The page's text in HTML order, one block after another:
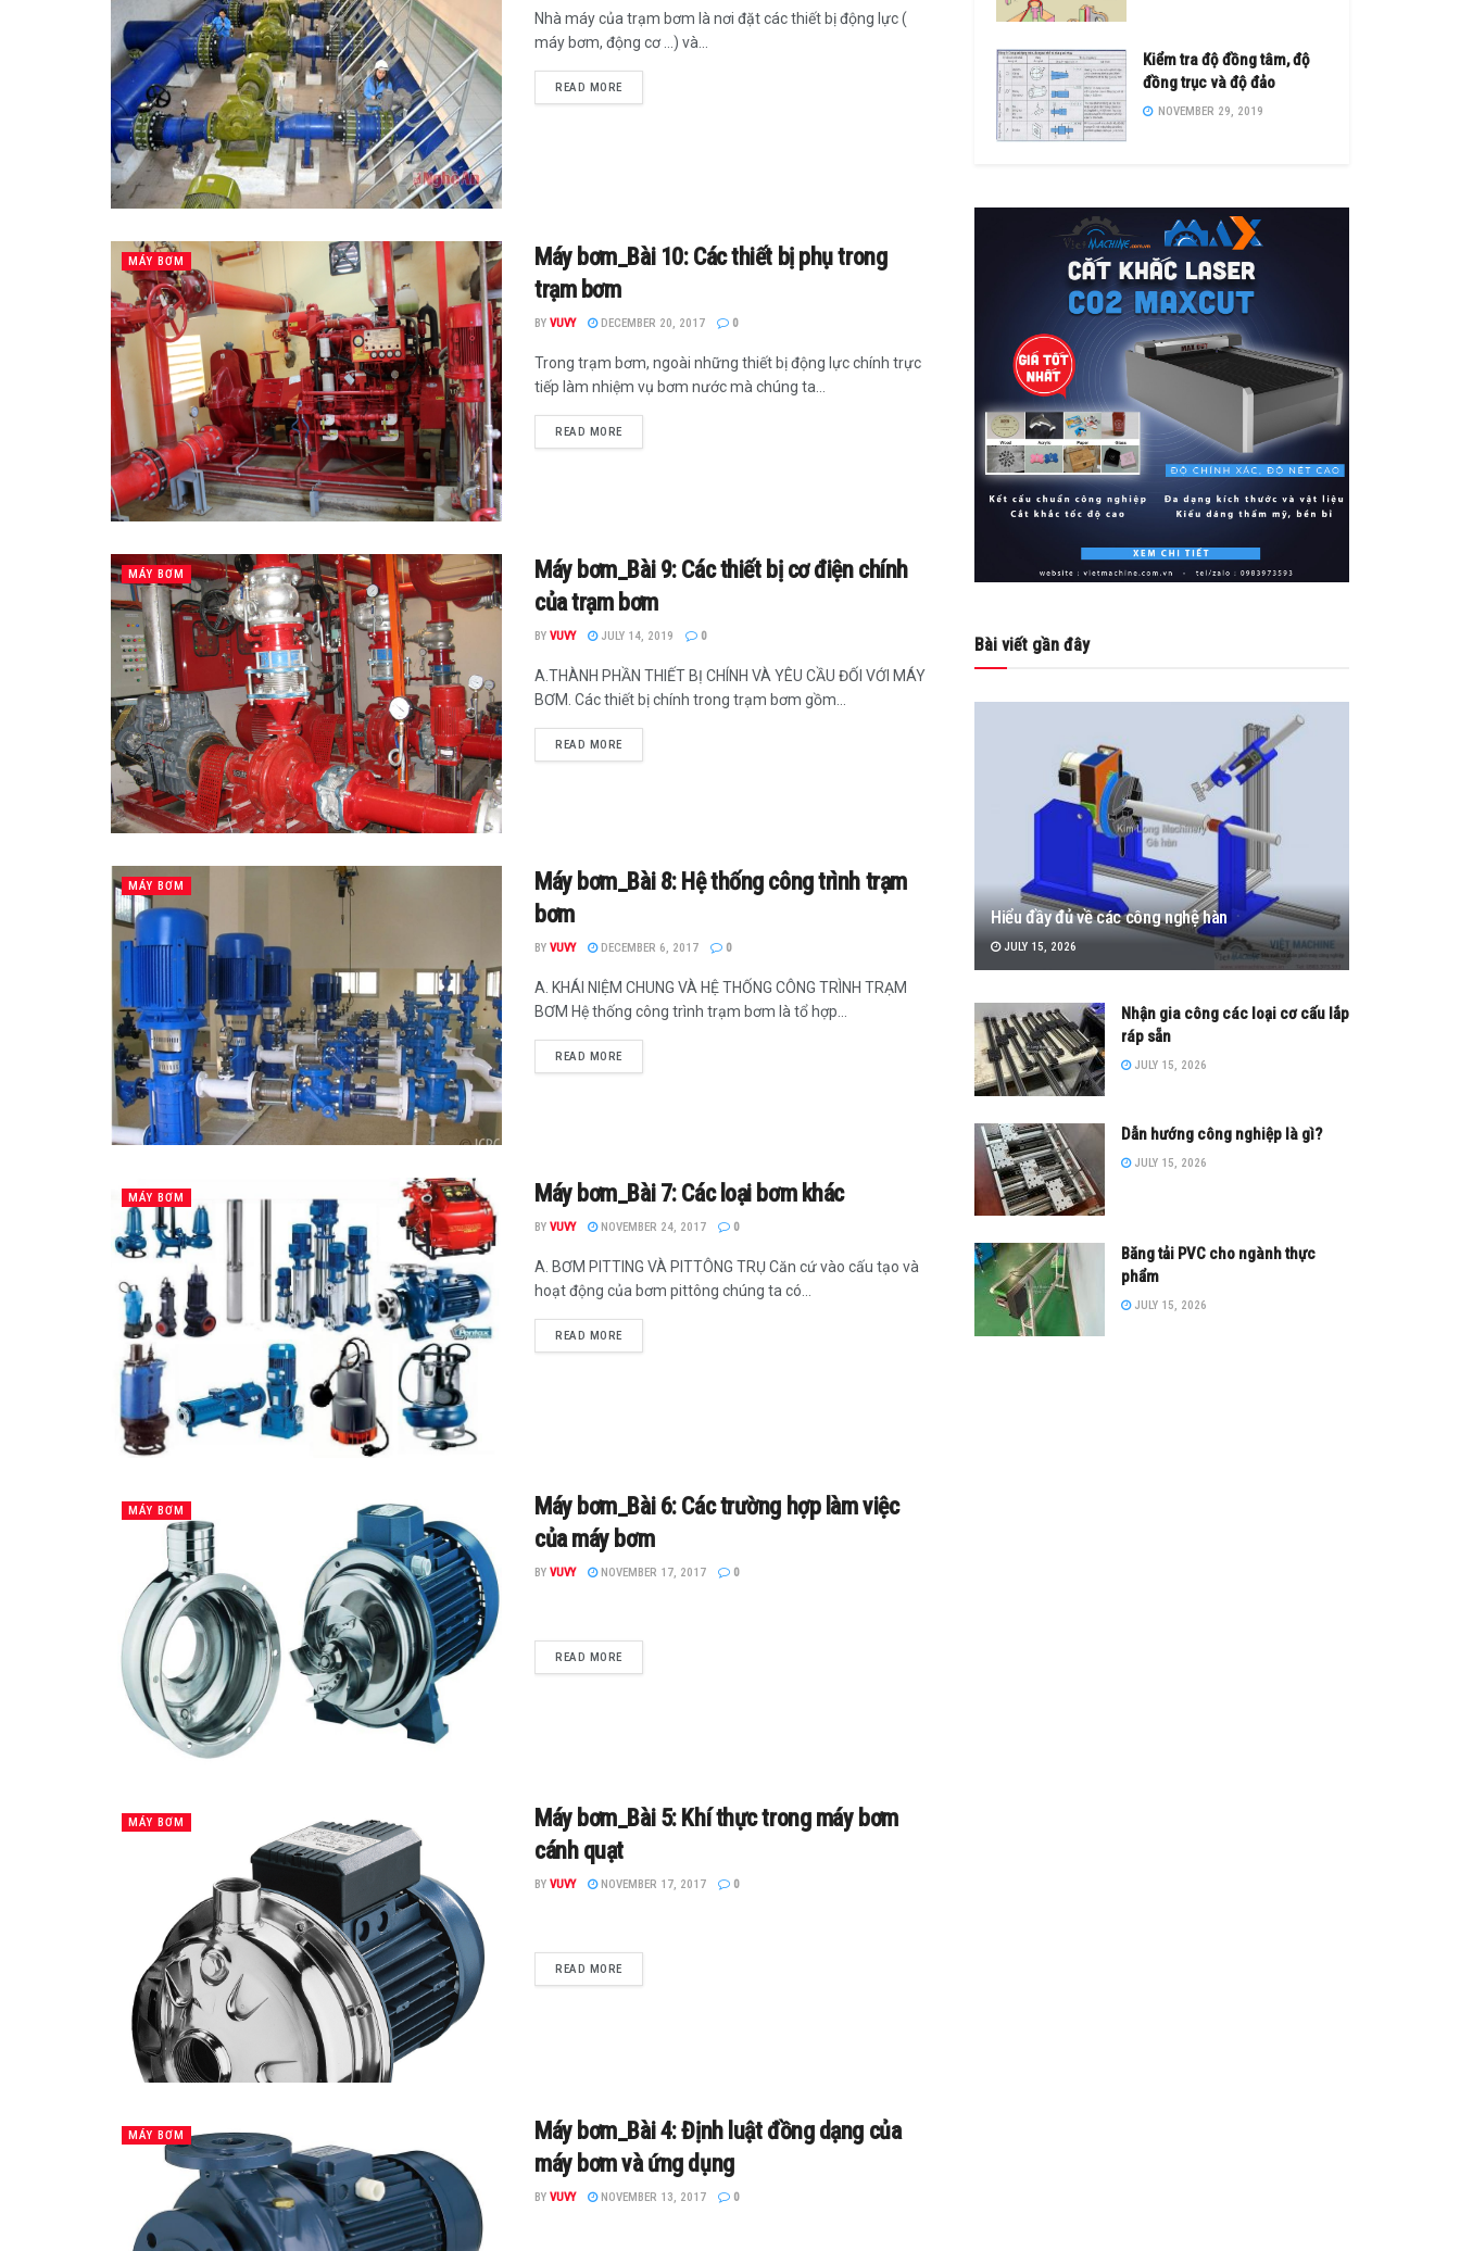
Nhà máy của trạm bơm là nơi đặt các thiết bị động lực (
máy bơm, động cơ ...) và...
READ MORE
MÁY BƠM
Máy bơm_Bài 10: Các thiết bị phụ trong
trạm bơm
BY VUVY DECEMBER 20, 2017 0
Trong trạm bơm, ngoài những thiết bị động lực chính trực
tiếp làm nhiệm vụ bơm nước mà chúng ta...
READ MORE
MÁY BƠM
Máy bơm_Bài 9: Các thiết bị cơ điện chính
của trạm bơm
BY VUVY JULY 14, 2019 0
A.THÀNH PHẦN THIẾT BỊ CHÍNH VÀ YÊU CẦU ĐỐI VỚI MÁY
BƠM. Các thiết bị chính trong trạm bơm gồm...
READ MORE
MÁY BƠM
Máy bơm_Bài 8: Hệ thống công trình trạm
bơm
BY VUVY DECEMBER 6, 2017 0
A. KHÁI NIỆM CHUNG VÀ HỆ THỐNG CÔNG TRÌNH TRẠM
BƠM Hệ thống công trình trạm bơm là tổ hợp...
READ MORE
MÁY BƠM Máy bơm_Bài 7: Các loại bơm khác
BY VUVY NOVEMBER 24, 2017 0
A. BƠM PITTING VÀ PITTÔNG TRỤ Căn cứ vào cấu tạo và
hoạt động của bơm pittông chúng ta có...
READ MORE
MÁY BƠM
Máy bơm_Bài 6: Các trường hợp làm việc
của máy bơm
BY VUVY NOVEMBER 17, 2017 0
READ MORE
MÁY BƠM
Máy bơm_Bài 5: Khí thực trong máy bơm
cánh quạt
BY VUVY NOVEMBER 17, 2017 0
READ MORE
MÁY BƠM
Máy bơm_Bài 4: Định luật đồng dạng của
máy bơm và ứng dụng
BY VUVY NOVEMBER 13, 2017 0
Kiểm tra độ đồng tâm, độ
đồng trục và độ đảo
NOVEMBER 29, 2019
Bài viết gần đây
Hiểu đầy đủ về các công nghệ hàn
JULY 15, 2026
Nhận gia công các loại cơ cấu lắp
ráp sẵn
JULY 15, 2026
Dẫn hướng công nghiệp là gì?
JULY 15, 2026
Băng tải PVC cho ngành thực
phẩm
JULY 15, 2026